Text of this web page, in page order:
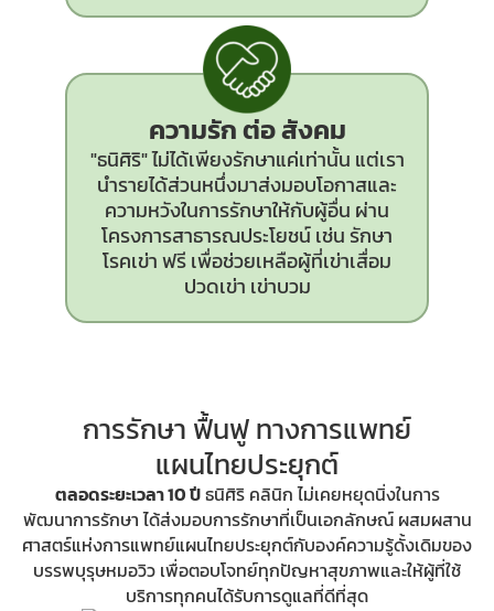
ความรัก ต่อ สังคม
"ธนิศิริ" ไม่ได้เพียงรักษาแค่เท่านั้น แต่เรา
นำรายได้ส่วนหนึ่งมาส่งมอบโอกาสและ
ความหวังในการรักษาให้กับผู้อื่น ผ่าน
โครงการสาธารณประโยชน์ เช่น รักษา
โรคเข่า ฟรี เพื่อช่วยเหลือผู้ที่เข่าเสื่อม
ปวดเข่า เข่าบวม
การรักษา ฟื้นฟู ทางการแพทย์
แผนไทยประยุกต์
ตลอดระยะเวลา 10 ปีธนิศิริ คลินิก ไม่เคยหยุดนิ่งในการ
พัฒนาการรักษา ได้ส่งมอบการรักษาที่เป็นเอกลักษณ์ ผสมผสาน
ศาสตร์แห่งการแพทย์แผนไทยประยุกต์กับองค์ความรู้ดั้งเดิมของ
บรรพบุรุษหมอวิว เพื่อตอบโจทย์ทุกปัญหาสุขภาพและให้ผู้ที่ใช้
บริการทุกคนได้รับการดูแลที่ดีที่สุด